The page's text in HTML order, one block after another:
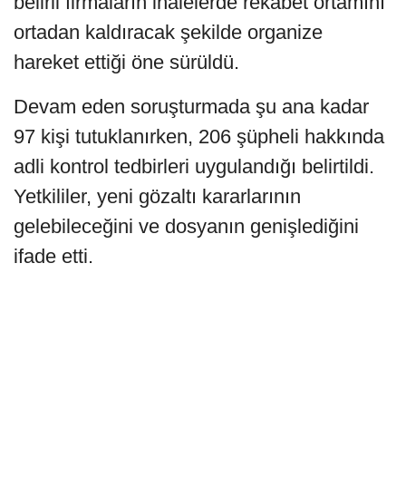
ortadan kaldıracak şekilde organize
hareket ettiği öne sürüldü.
Devam eden soruşturmada şu ana kadar
97 kişi tutuklanırken, 206 şüpheli hakkında
adli kontrol tedbirleri uygulandığı belirtildi.
Yetkililer, yeni gözaltı kararlarının
gelebileceğini ve dosyanın genişlediğini
ifade etti.